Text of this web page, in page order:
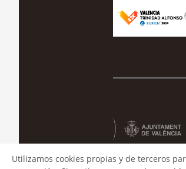
Utilizamos cookies propias y de terceros